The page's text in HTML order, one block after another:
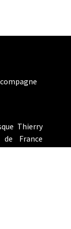
Thierry
France